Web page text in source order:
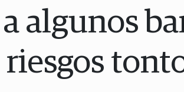
algunos
riesgos